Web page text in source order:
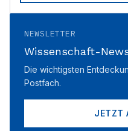
NEWSLETTER
Wissenschaft-
Die wichtigsten
Postfach.
JETZT